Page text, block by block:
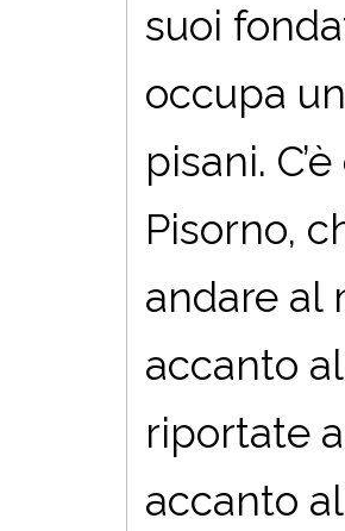
suoi
occupa
pisani.
Pisorno,
andare al
accanto
riportate
accanto